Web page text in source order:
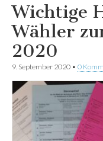
Wichtige
Wähler
2020
9. September 2020 • 0